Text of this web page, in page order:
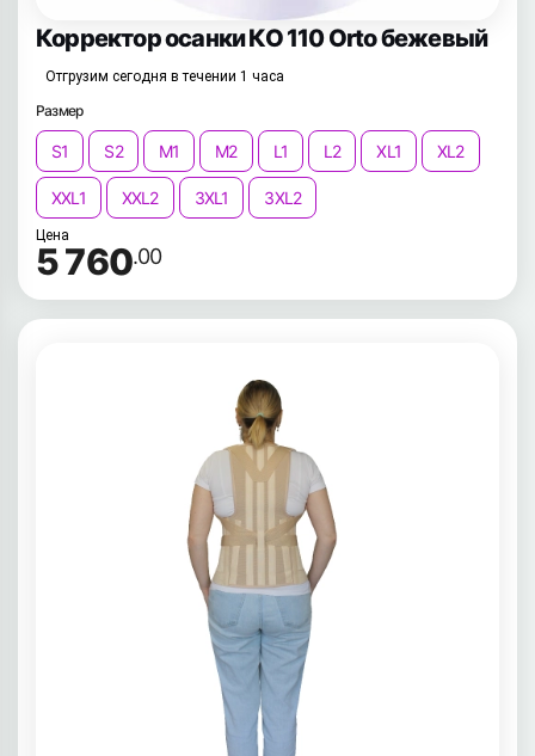
Корректор осанки КО 110 Orto бежевый
Отгрузим сегодня в течении 1 часа
Размер
S1 S2 M1 M2 L1 L2 XL1 XL2
XXL1 XXL2 3XL1 3XL2
Цена
5 760.00